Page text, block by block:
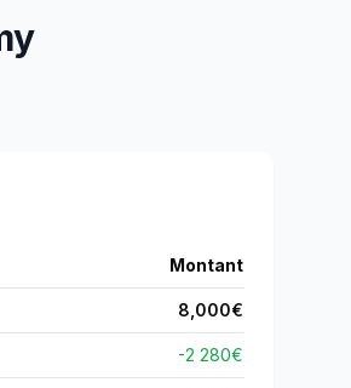
Montant
8,000€
-2 280€